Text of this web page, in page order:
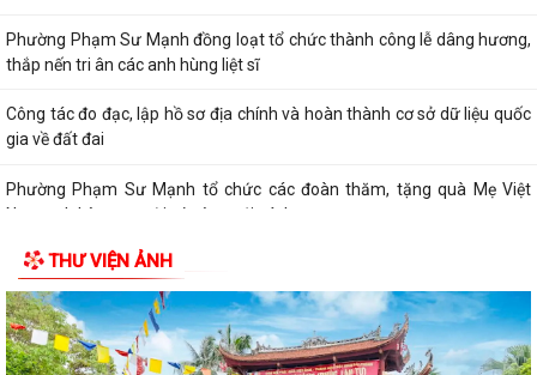
Phường Phạm Sư Mạnh đồng loạt tổ chức thành công lễ dâng hương,
thắp nến tri ân các anh hùng liệt sĩ
Công tác đo đạc, lập hồ sơ địa chính và hoàn thành cơ sở dữ liệu quốc
gia về đất đai
Phường Phạm Sư Mạnh tổ chức các đoàn thăm, tặng quà Mẹ Việt
Nam anh hùng, người có công với cách...
Thông báo đăng ký phát triển điện mặt trời mái nhà tự sản xuất, tự
tiêu thụ trên địa bàn phường...
Thông báo đấu giá quyền sử dụng đất ở trên địa bàn phường Phạm
Sư Mạnh
THƯ VIỆN ẢNH